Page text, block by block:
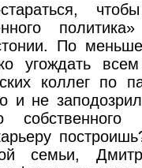
чтобы
По
угождать
коллег по
и не
семьи,